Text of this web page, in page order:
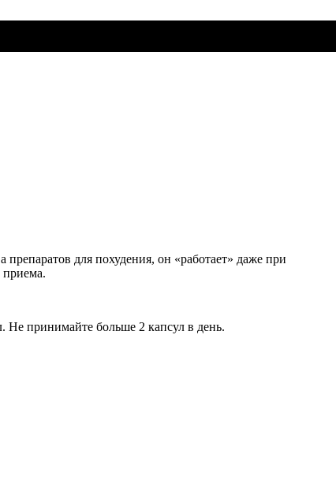
для похудения, он «работает» даже при
приема.
Не принимайте больше 2 капсул в день.